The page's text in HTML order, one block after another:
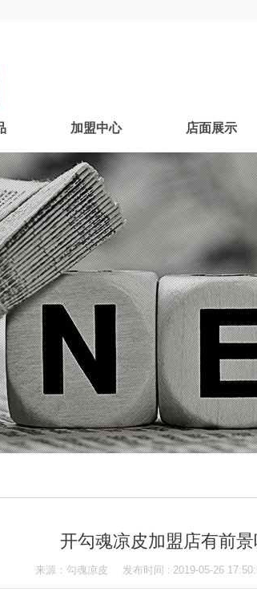
加盟中心 店面展示
开勾魂凉皮加盟店有前景
来源：勾魂凉皮 发布时间 : 2019-05-26